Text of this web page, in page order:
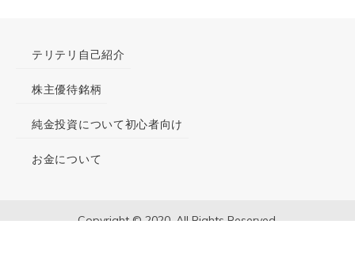
テリテリ自己紹介
株主優待銘柄
純金投資について初心者向け
お金について
Copyright © 2020. All Rights Reserved.